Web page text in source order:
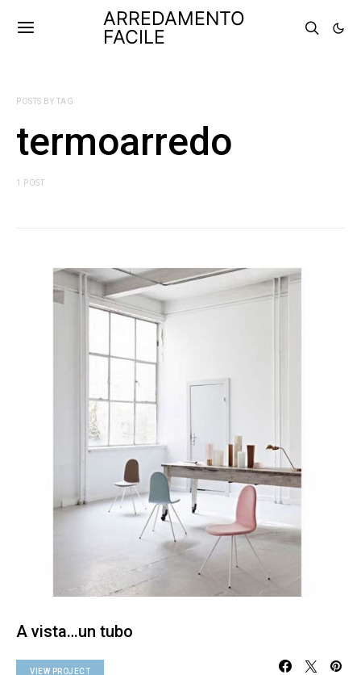
ARREDAMENTO
FACILE
POSTS BY TAG
termoarredo
1 POST
A vista…un tubo
VIEW PROJECT